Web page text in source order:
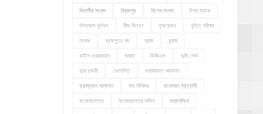
বিভাগীয় সংবাদ বিরামপুর বিশেষ সংবাদ বিশ্ব ব্যাংক
বিশ্বকাপ ফুটবল বীজ বিতরণ বৃক্ষরোপন বৃত্তি পরীক্ষা
বৈশাখ ব্রহ্মপুত্র নদ ব্রাক ব্র্যাক
ভাইস চেয়ারম্যান ভারত ভিজিএফ ভূমি সেবা
ভূয়া চাকরী ভোগান্তি ভ্রাম্যমাণ আদালত
ভ্রাম্যমান আদালত মত বিনিময় মনোনয়ন প্রত্যাশী
মনোনয়নপত্র মনোনয়নপত্র দাখিল ময়মনসিংহ